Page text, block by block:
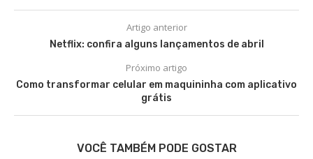
Artigo anterior
Netflix: confira alguns lançamentos de abril
Próximo artigo
Como transformar celular em maquininha com aplicativo
grátis
VOCÊ TAMBÉM PODE GOSTAR